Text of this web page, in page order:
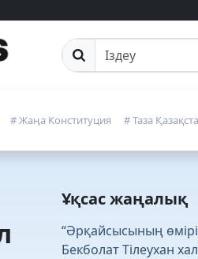
Сайттан іздеу
# Жаңа Конституция # Таза
Ұқсас жаңалық
“Әрқайсысының
Бекболат Тілеухан